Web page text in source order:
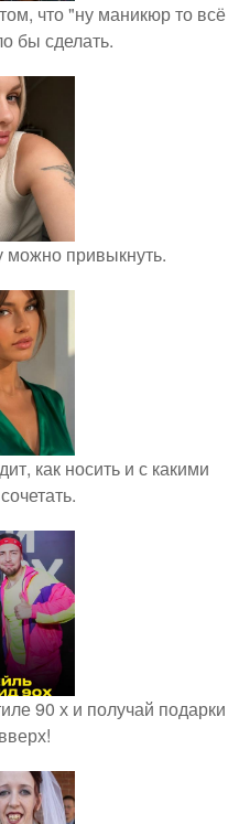
что "ну маникюр то всё
бы сделать.
можно привыкнуть.
как носить и с какими
90 х и получай подарки